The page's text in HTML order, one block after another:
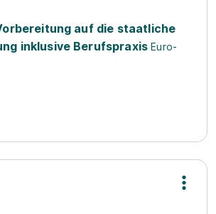
auf die staatliche
inklusive Berufspraxis Euro-